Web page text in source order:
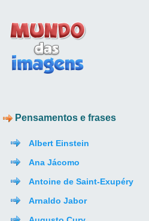
Pensamentos e frases
Albert Einstein
Ana Jácomo
Antoine de Saint-Exupéry
Arnaldo Jabor